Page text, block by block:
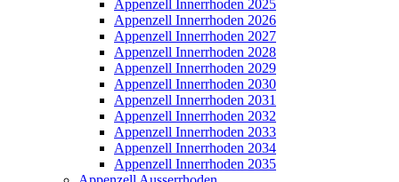
Appenzell Innerrhoden 2025
Appenzell Innerrhoden 2026
Appenzell Innerrhoden 2027
Appenzell Innerrhoden 2028
Appenzell Innerrhoden 2029
Appenzell Innerrhoden 2030
Appenzell Innerrhoden 2031
Appenzell Innerrhoden 2032
Appenzell Innerrhoden 2033
Appenzell Innerrhoden 2034
Appenzell Innerrhoden 2035